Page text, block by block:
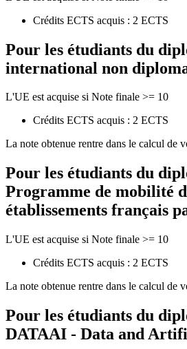
Crédits ECTS acquis : 2 ECTS
Pour les étudiants du
international non
L'UE est acquise si Note finale >= 10
Crédits ECTS acquis : 2 ECTS
La note obtenue rentre dans le calcul de
Pour les étudiants du
Programme de mobilité
établissements français
L'UE est acquise si Note finale >= 10
Crédits ECTS acquis : 2 ECTS
La note obtenue rentre dans le calcul de
Pour les étudiants du
DATAAI - Data and